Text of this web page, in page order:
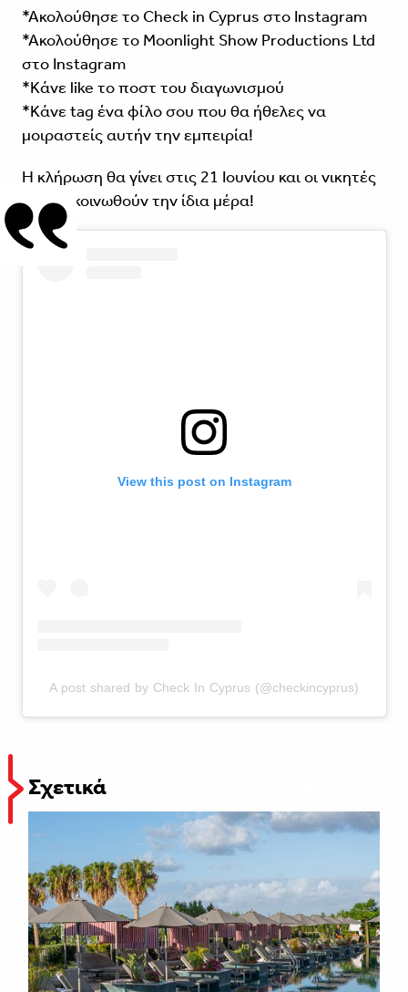
*Aκολούθησε το Check in Cyprus στο Instagram
*Aκολούθησε το Moonlight Show Productions Ltd
στο Instagram
*Kάνε like το ποστ του διαγωνισμού
*Κάνε tag ένα φίλο σου που θα ήθελες να
μοιραστείς αυτήν την εμπειρία!
Η κλήρωση θα γίνει στις 21 Ιουνίου και οι νικητές
θα ανακοινωθούν την ίδια μέρα!
View this post on Instagram
A post shared by Check In Cyprus (@checkincyprus)
Σχετικά